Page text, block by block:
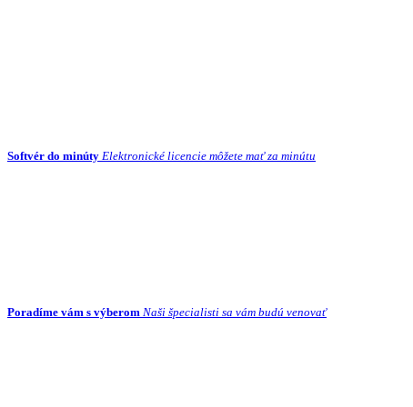
Softvér do minúty Elektronické licencie môžete mať za minútu
Poradíme vám s výberom Naši špecialisti sa vám budú venovať